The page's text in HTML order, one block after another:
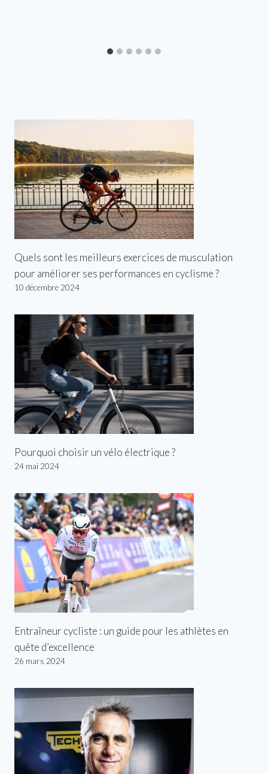
Quels sont les meilleurs exercices de musculation
pour améliorer ses performances en cyclisme ?
10 décembre 2024
Pourquoi choisir un vélo électrique ?
24 mai 2024
Entraîneur cycliste : un guide pour les athlètes en
quête d’excellence
26 mars 2024